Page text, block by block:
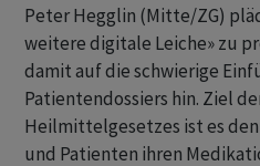
Peter Hegglin (Mitte/ZG)
weitere digitale Leiche» zu
damit auf die schwierige
Patientendossiers hin. Ziel
Heilmittelgesetzes ist es
und Patienten ihren